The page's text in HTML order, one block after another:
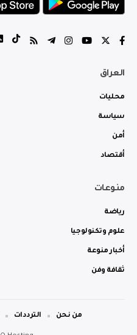
العراق
محليات
سياسة
أمن
أقتصاد
منوعات
رياضة
علوم وتكنولوجيا
أخبار منوعة
ثقافة وفن
من نحن الترددات